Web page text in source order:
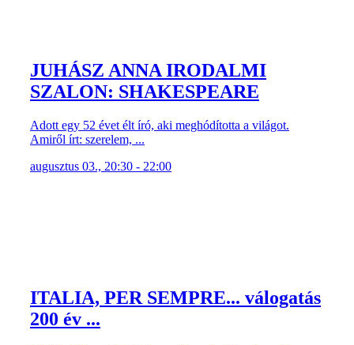
JUHÁSZ ANNA IRODALMI
SZALON: SHAKESPEARE
Adott egy 52 évet élt író, aki meghódította a világot.
Amiről írt: szerelem, ...
augusztus 03., 20:30 - 22:00
ITALIA, PER SEMPRE... válogatás
200 év ...